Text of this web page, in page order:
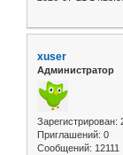
xuser
Администратор
Зарегистрирован:
Приглашений: 0
Сообщений: 12111